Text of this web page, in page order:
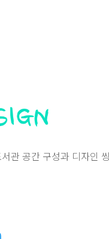
관 공간 구성과 디자인